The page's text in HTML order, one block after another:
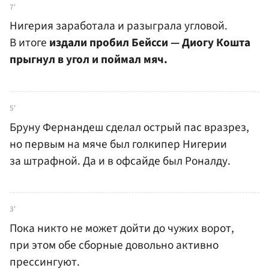
7'
Нигерия заработала и разыграла угловой.
В итоге издали пробил Бейсси — Диогу Кошта
прыгнул в угол и поймал мяч.
5'
Бруну Фернандеш сделал острый пас вразрез,
но первым на мяче был голкипер Нигерии
за штрафной. Да и в офсайде был Роналду.
3'
Пока никто не может дойти до чужих ворот,
при этом обе сборные довольно активно
прессингуют.